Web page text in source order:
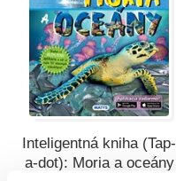
Inteligentná kniha (Tap-
a-dot): Moria a oceány